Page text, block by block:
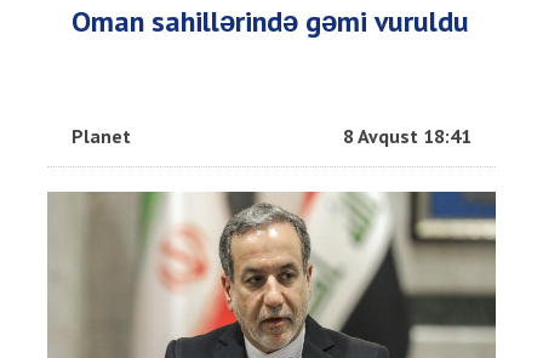
Oman sahillərində gəmi vuruldu
Planet 8 Avqust 18:41